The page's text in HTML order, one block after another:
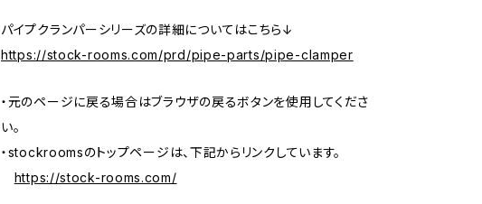
パイプクランパーシリーズの詳細についてはこちら↓
https://stock-rooms.com/prd/pipe-parts/pipe-clamper
・元のページに戻る場合はブラウザの戻るボタンを使用してくださ
い。
・stockroomsのトップページは、下記からリンクしています。
https://stock-rooms.com/